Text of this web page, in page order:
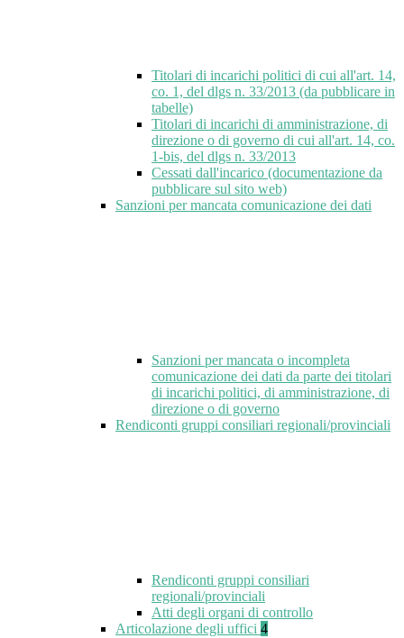
Titolari di incarichi politici di cui all'art. 14,
co. 1, del dlgs n. 33/2013 (da pubblicare in
tabelle)
Titolari di incarichi di amministrazione, di
direzione o di governo di cui all'art. 14, co.
1-bis, del dlgs n. 33/2013
Cessati dall'incarico (documentazione da
pubblicare sul sito web)
Sanzioni per mancata comunicazione dei dati
Sanzioni per mancata o incompleta
comunicazione dei dati da parte dei titolari
di incarichi politici, di amministrazione, di
direzione o di governo
Rendiconti gruppi consiliari regionali/provinciali
Rendiconti gruppi consiliari
regionali/provinciali
Atti degli organi di controllo
Articolazione degli uffici 4